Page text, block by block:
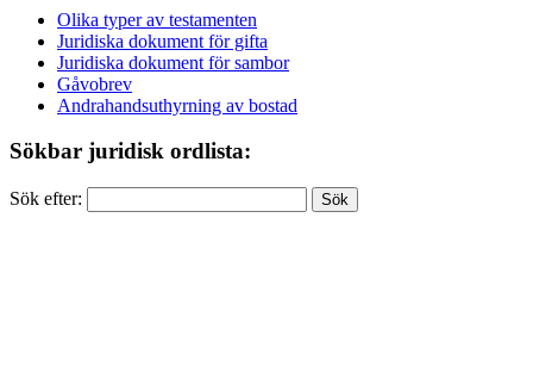
Olika typer av testamenten
Juridiska dokument för gifta
Juridiska dokument för sambor
Gåvobrev
Andrahandsuthyrning av bostad
Sökbar juridisk ordlista:
Sök efter: